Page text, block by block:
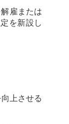
雇または
を新設し
上させる